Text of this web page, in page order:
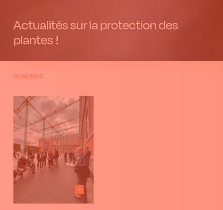
Actualités sur la protection des
plantes !
01.06.2023